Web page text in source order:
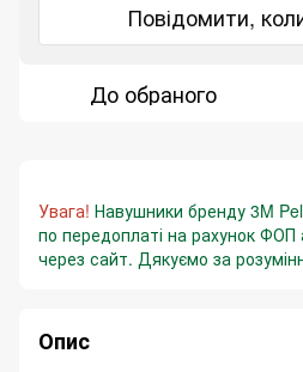
Повідомити,
До обраного
Увага! Навушники бренду 3M
по передоплаті на рахунок ФОП
через сайт. Дякуємо за
Опис